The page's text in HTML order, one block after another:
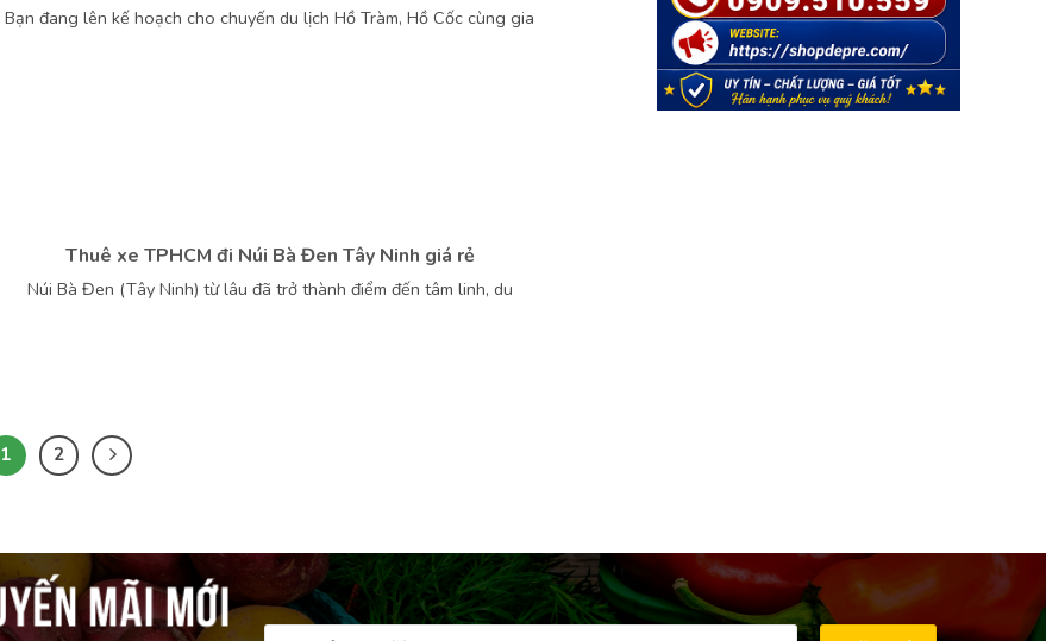
Bạn đang lên kế hoạch cho chuyến du lịch Hồ Tràm, Hồ Cốc cùng gia
Thuê xe TPHCM đi Núi Bà Đen Tây Ninh giá rẻ
Núi Bà Đen (Tây Ninh) từ lâu đã trở thành điểm đến tâm linh, du
1 2